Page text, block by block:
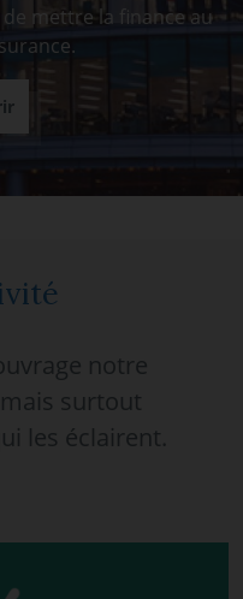
mettre la finance au
notre
surtout
les éclairent.